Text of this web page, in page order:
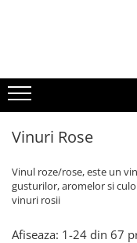
Vinuri Spumante
Sampanie / Champagne
Vinuri Rosii
Vinuri Albe
Vinuri Rose
Vinuri seci
Vinuri demiseci
Vinuri demidulci
Vinuri dupa
Vinuri Rosii
Vinuri Albe
Vinuri Rose
Vinuri pentru cadou
Vinuri de colectie/vechi
Vinuri personalizate
Cognac/Coniac/
Vinarsuri
Cognac/Coniac/
Ciocolata
Condimente
Ulei de masline
Cutii cadou vinuri
Vinuri Rose
Vinul roze/rose, este un
gusturilor, aromelor si
vinuri rosii
Afiseaza: 1-24 din 67